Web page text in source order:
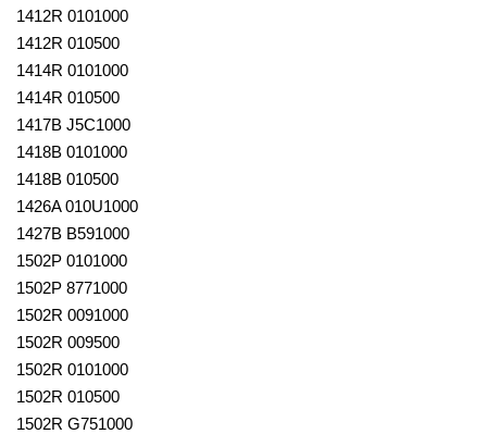
1412R 0101000
1412R 010500
1414R 0101000
1414R 010500
1417B J5C1000
1418B 0101000
1418B 010500
1426A 010U1000
1427B B591000
1502P 0101000
1502P 8771000
1502R 0091000
1502R 009500
1502R 0101000
1502R 010500
1502R G751000